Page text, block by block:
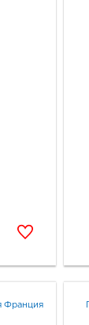
Франция